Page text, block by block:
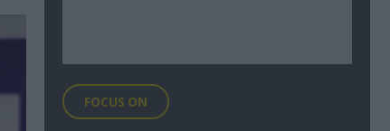
FOCUS ON